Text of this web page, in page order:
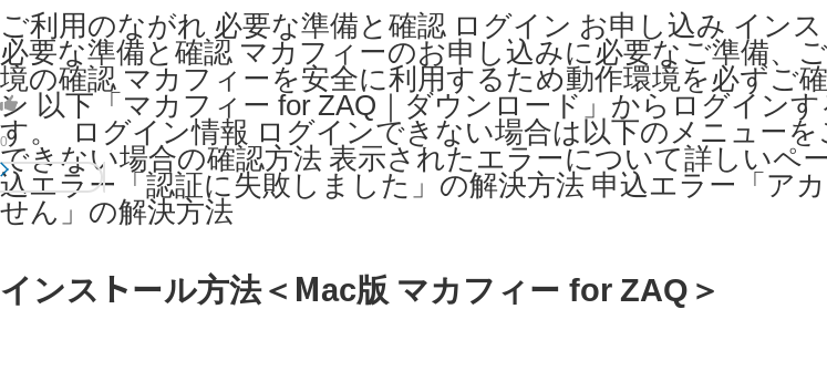
ご利用のながれ 必要な準備と確認 ログイン お申し込み イン
必要な準備と確認 マカフィーのお申し込みに必要なご準備、
境の確認 マカフィーを安全に利用するため動作環境を必ずご
ン 以下「マカフィー for ZAQ｜ダウンロード」からログイン
す。 ​ ログイン情報 ログインできない場合は以下のメニュー
できない場合の確認方法 表示されたエラーについて詳しいペ
込エラー「認証に失敗しました」の解決方法 申込エラー「ア
せん」の解決方法
0
インストール方法＜Mac版 マカフィー for ZAQ＞